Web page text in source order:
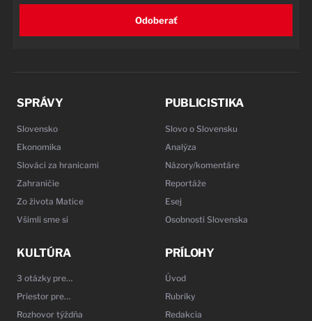
Odoberať
SPRÁVY
Slovensko
Ekonomika
Slováci za hranicami
Zahraničie
Zo života Matice
Všimli sme si
PUBLICISTIKA
Slovo o Slovensku
Analýza
Názory/komentáre
Reportáže
Esej
Osobnosti Slovenska
KULTÚRA
3 otázky pre…
Priestor pre…
Rozhovor týždňa
PRÍLOHY
Úvod
Rubriky
Redakcia